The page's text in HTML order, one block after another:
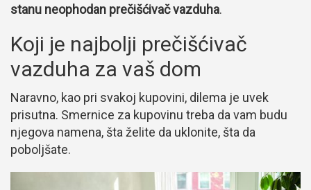
stanu neophodan prečišćivač vazduha.
Koji je najbolji prečišćivač
vazduha za vaš dom
Naravno, kao pri svakoj kupovini, dilema je uvek
prisutna. Smernice za kupovinu treba da vam budu
njegova namena, šta želite da uklonite, šta da
poboljšate.